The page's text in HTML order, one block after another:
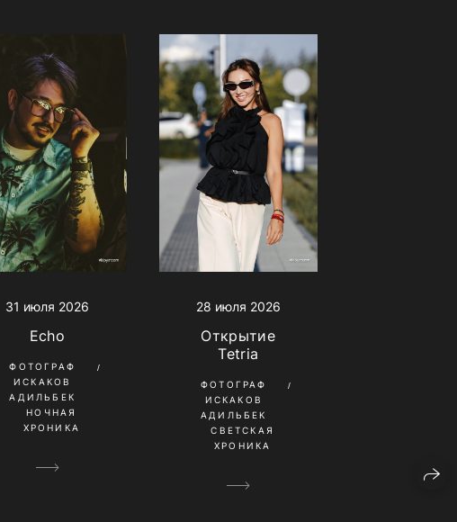
31 июля 2026
Echo
ФОТОГРАФ
ИСКАКОВ
АДИЛЬБЕК
НОЧНАЯ
ХРОНИКА
28 июля 2026
Открытие
Tetria
ФОТОГРАФ
ИСКАКОВ
АДИЛЬБЕК
СВЕТСКАЯ
ХРОНИКА